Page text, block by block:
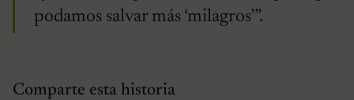
podamos salvar más ‘milagros’”.
Comparte esta historia